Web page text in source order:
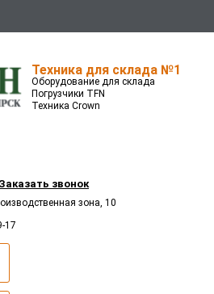
Техника для склада №1
Оборудование для склада
Погрузчики TFN
Техника Crown
Заказать звонок
зона, 10
17